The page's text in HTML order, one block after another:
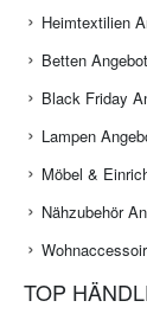
Heimtextilien
Betten
Black Friday
Lampen
Möbel &
Nähzubehör
TOP